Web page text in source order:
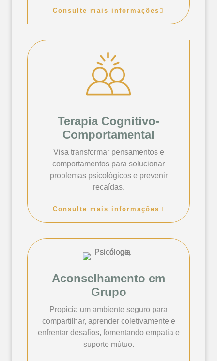
Consulte mais informações
Terapia Cognitivo-
Comportamental
Visa transformar pensamentos e
comportamentos para solucionar
problemas psicológicos e prevenir
recaídas.
Consulte mais informações
Aconselhamento em
Grupo
Propicia um ambiente seguro para
compartilhar, aprender coletivamente e
enfrentar desafios, fomentando empatia e
suporte mútuo.